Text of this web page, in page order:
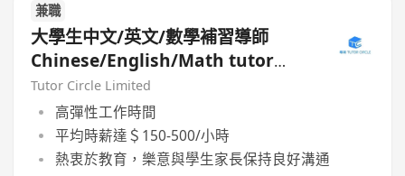
兼職
大學生中文/英文/數學補習導師
Chinese/English/Math tutor
(Part Time/Freelancer)
Tutor Circle Limited
高彈性工作時間
平均時薪達＄150-500/小時
熱衷於教育，樂意與學生家長保持良好溝通